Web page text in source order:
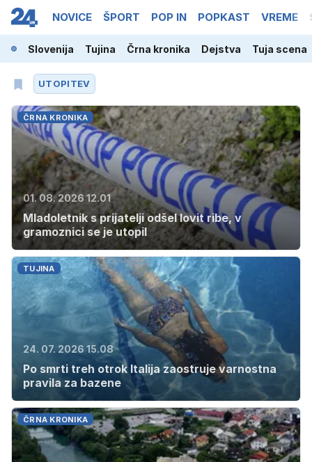
NOVICE ŠPORT POP IN POPKAST VREME
Slovenija Tujina Črna kronika Dejstva Tuja scena
UTOPITEV
ČRNA KRONIKA
01. 08. 2026 12.01
Mladoletnik s prijatelji odšel lovit ribe, v
gramoznici se je utopil
TUJINA
24. 07. 2026 15.08
Po smrti treh otrok Italija zaostruje varnostna
pravila za bazene
ČRNA KRONIKA